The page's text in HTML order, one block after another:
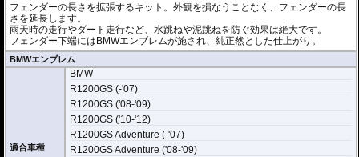
フェンダーの長さを拡張するキット。外観を損なうことなく、フェンダーの長
さを延長します。
雨天時の走行やダート走行など、水跳ねや泥跳ねを防ぐ効果は絶大です。
フェンダー下端にはBMWエンブレムが施され、純正然とした仕上がり。
BMWエンブレム
適合車種
BMW
R1200GS (-'07)
R1200GS ('08-'09)
R1200GS ('10-'12)
R1200GS Adventure (-'07)
R1200GS Adventure ('08-'09)